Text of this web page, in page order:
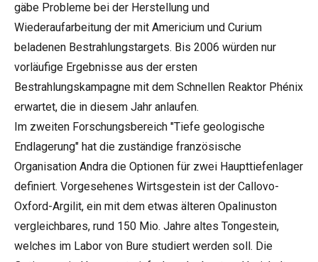
gäbe Probleme bei der Herstellung und
Wiederaufarbeitung der mit Americium und Curium
beladenen Bestrahlungstargets. Bis 2006 würden nur
vorläufige Ergebnisse aus der ersten
Bestrahlungskampagne mit dem Schnellen Reaktor Phénix
erwartet, die in diesem Jahr anlaufen.
Im zweiten Forschungsbereich "Tiefe geologische
Endlagerung" hat die zuständige französische
Organisation Andra die Optionen für zwei Haupttiefenlager
definiert. Vorgesehenes Wirtsgestein ist der Callovo-
Oxford-Argilit, ein mit dem etwas älteren Opalinuston
vergleichbares, rund 150 Mio. Jahre altes Tongestein,
welches im Labor von Bure studiert werden soll. Die